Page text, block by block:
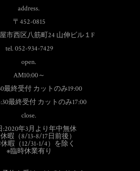
address.
〒452-0815
市西区八筋町24 山伸ビル１F
tel. 052-934-7429
open.
AM10:00～
最終受付 カットのみ19:00
最終受付 カットのみ17:00
close.
:2020年3月より年中無休
暇（8/13-8/17日前後）
暇（12/31-1/4）を除く
※臨時休業有り